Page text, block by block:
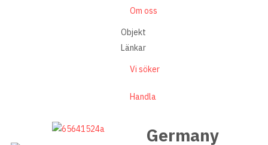
Om oss
Objekt
Länkar
Vi söker
Handla
Germany